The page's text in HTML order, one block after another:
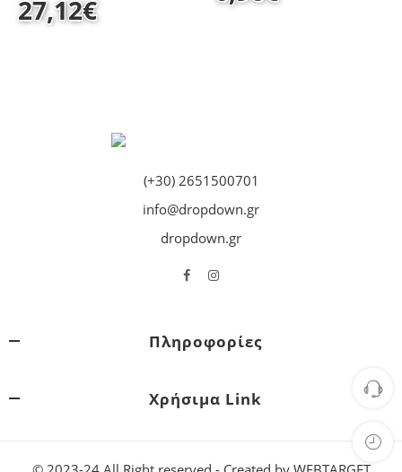
27,12€
(+30) 2651500701
info@dropdown.gr
dropdown.gr
Πληροφορίες
Χρήσιμα Link